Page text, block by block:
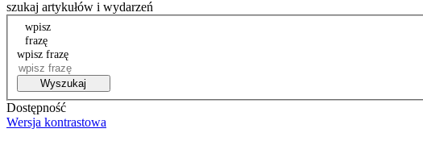
szukaj artykułów i wydarzeń
wpisz
frazę
wpisz frazę
Wyszukaj
Dostępność
Wersja kontrastowa